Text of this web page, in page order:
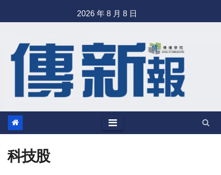
to
2026 年 8 月 8 日
科技股